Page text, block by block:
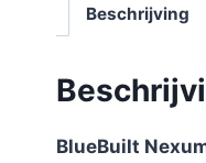
Beschrijving
BlueBuilt